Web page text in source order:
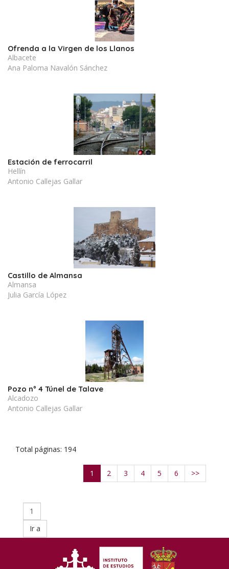
Ofrenda a la Virgen de los Llanos
Albacete
Ana Paloma Navalón Sánchez
Estación de ferrocarril
Hellín
Antonio Callejas Gallar
Castillo de Almansa
Almansa
Julia García López
Pozo nº 4 Túnel de Talave
Alcadozo
Antonio Callejas Gallar
Total páginas: 194
1 2 3 4 5 6 >>